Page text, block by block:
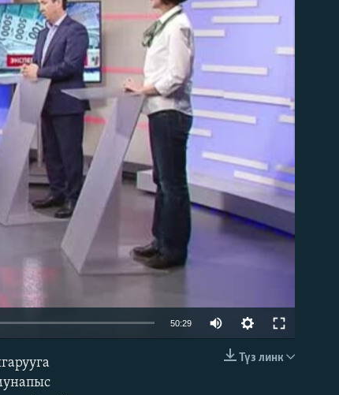
EMBED
50:29
240p
Түз линк